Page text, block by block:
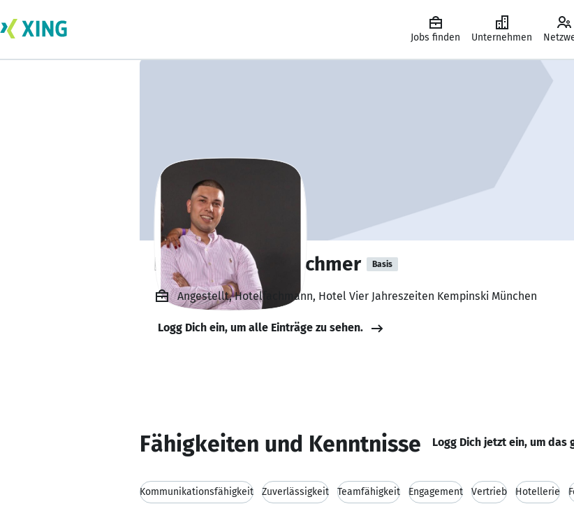
Jobs finden Unternehmen
Benoit Ravi kretschmer Basis
Angestellt, Hotelfachmann, Hotel Vier Jahreszeiten Kempinski München
Logg Dich ein, um alle Einträge zu sehen.
Fähigkeiten und Kenntnisse Logg Dich jetzt ein, um das
Kommunikationsfähigkeit Zuverlässigkeit Teamfähigkeit Engagement Vertrieb Hotellerie